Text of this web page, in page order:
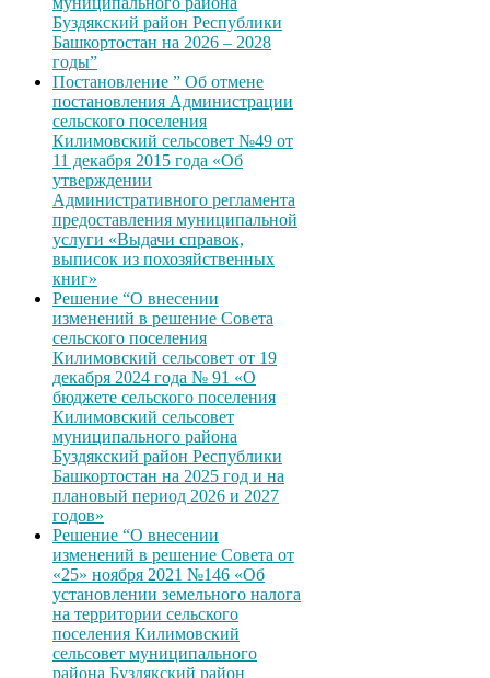
Буздякский район Республики
Башкортостан на 2026 – 2028
годы”
Постановление ” Об отмене
постановления Администрации
сельского поселения
Килимовский сельсовет №49 от
11 декабря 2015 года «Об
утверждении
Административного регламента
предоставления муниципальной
услуги «Выдачи справок,
выписок из похозяйственных
книг»
Решение “О внесении
изменений в решение Совета
сельского поселения
Килимовский сельсовет от 19
декабря 2024 года № 91 «О
бюджете сельского поселения
Килимовский сельсовет
муниципального района
Буздякский район Республики
Башкортостан на 2025 год и на
плановый период 2026 и 2027
годов»
Решение “О внесении
изменений в решение Совета от
«25» ноября 2021 №146 «Об
установлении земельного налога
на территории сельского
поселения Килимовский
сельсовет муниципального
района Буздякский район